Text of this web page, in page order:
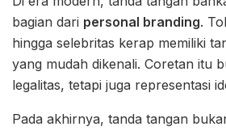
bagian dari personal branding.
hingga selebritas kerap memiliki
yang mudah dikenali. Coretan itu
legalitas, tetapi juga representasi
Pada akhirnya, tanda tangan